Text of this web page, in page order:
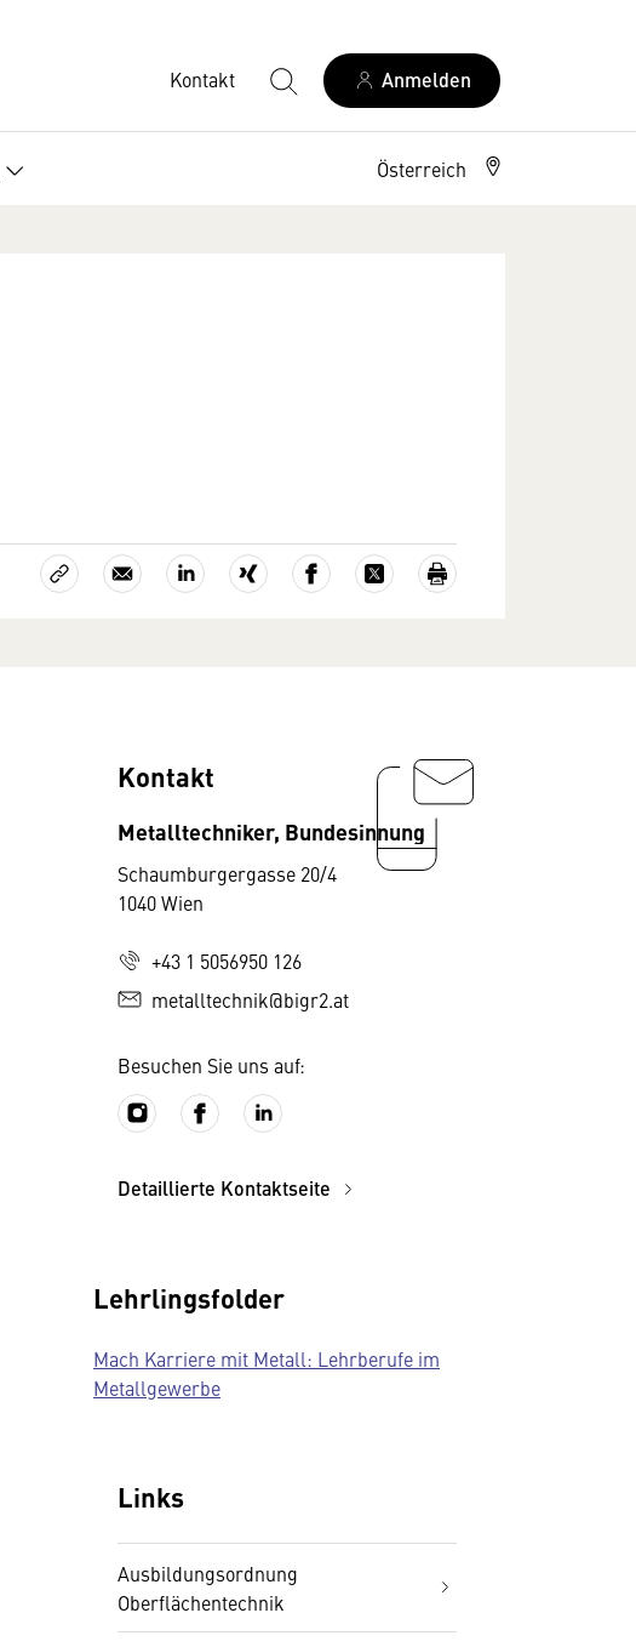
Kontakt Anmelden
Österreich
Kontakt
Metalltechniker, Bundesinnung
Schaumburgergasse 20/4
1040 Wien
+43 1 5056950 126
metalltechnik@bigr2.at
Besuchen Sie uns auf:
Detaillierte Kontaktseite
Lehrlingsfolder
Mach Karriere mit Metall: Lehrberufe im
Metallgewerbe
Links
Ausbildungsordnung
Oberflächentechnik